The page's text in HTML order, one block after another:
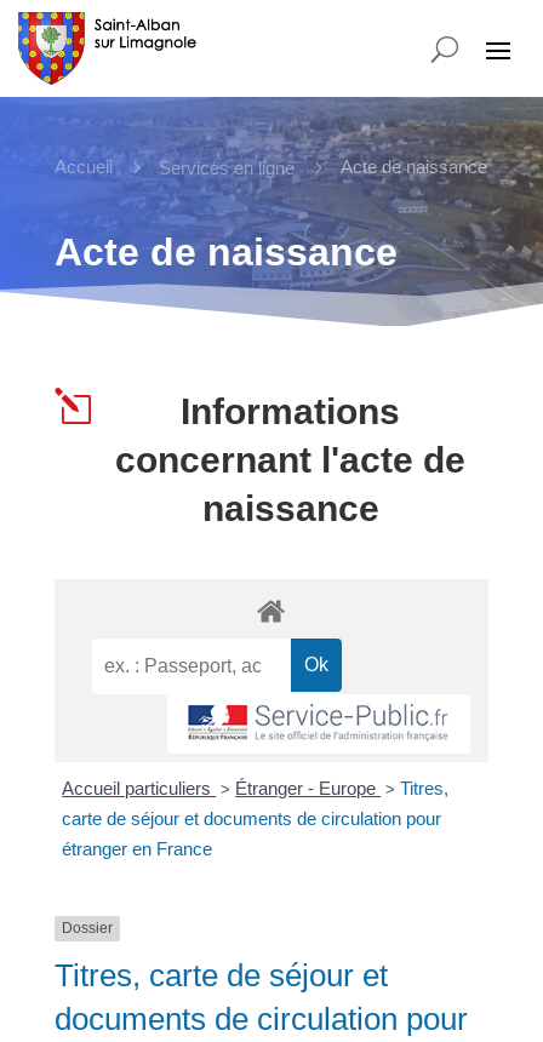
Accueil 5 Services en ligne 5 Acte de naissance
Acte de naissance
l
Informations
concernant l'acte de
naissance
Accueil particuliers > Étranger - Europe > Titres,
carte de séjour et documents de circulation pour
étranger en France
Dossier
Titres, carte de séjour et
documents de circulation pour